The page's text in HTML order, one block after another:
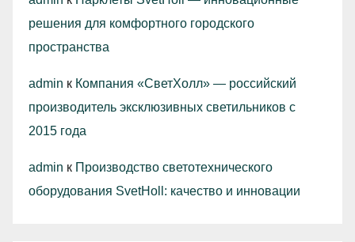
решения для комфортного городского
пространства
admin к Компания «СветХолл» — российский
производитель эксклюзивных светильников с
2015 года
admin к Производство светотехнического
оборудования SvetHoll: качество и инновации